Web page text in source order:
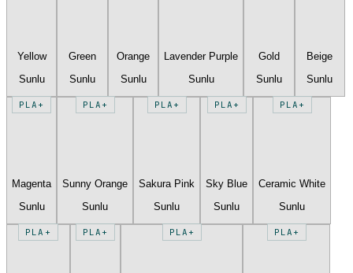
Yellow
Sunlu
Green
Sunlu
Orange
Sunlu
Lavender Purple
Sunlu
Gold
Sunlu
Beige
Sunlu
PLA+
Magenta
Sunlu
PLA+
Sunny Orange
Sunlu
PLA+
Sakura Pink
Sunlu
PLA+
Sky Blue
Sunlu
PLA+
Ceramic White
Sunlu
PLA+ PLA+ PLA+ PLA+